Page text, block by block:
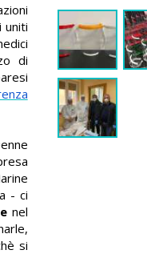
uniti
di
- ci
nel
si